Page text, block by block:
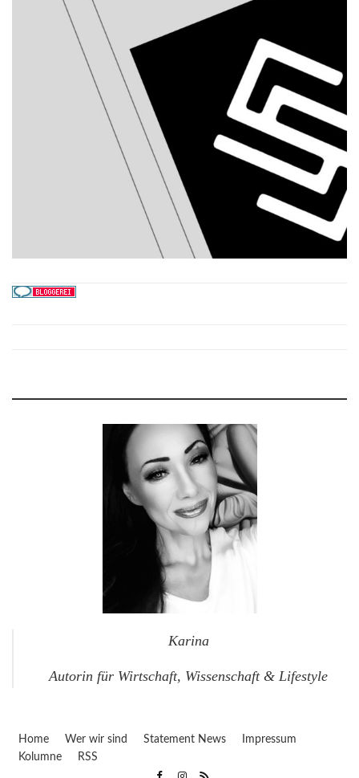
Karina
Autorin für Wirtschaft, Wissenschaft & Lifestyle
Home Wer wir sind Statement News
Impressum
Kolumne
RSS